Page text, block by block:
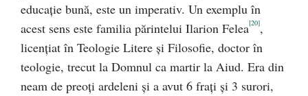
educaţie bună, este un imperativ. Un exemplu în
acest sens este familia părintelui Ilarion Felea[20],
licenţiat în Teologie Litere şi Filosofie, doctor în
teologie, trecut la Domnul ca martir la Aiud. Era din
neam de preoţi ardeleni şi a avut 6 fraţi şi 3 surori,